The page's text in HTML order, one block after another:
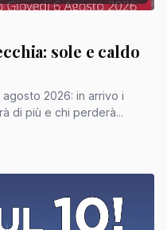
sole e caldo
2026: in arrivo i
di più e chi perderà...